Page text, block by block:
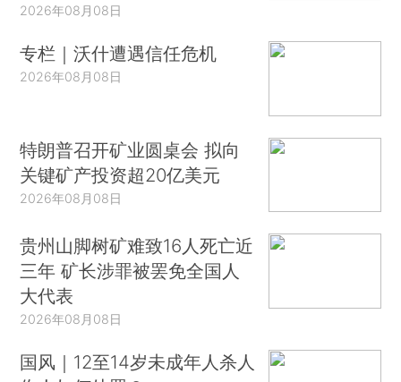
2026年08月08日
专栏｜沃什遭遇信任危机
2026年08月08日
特朗普召开矿业圆桌会 拟向
关键矿产投资超20亿美元
2026年08月08日
贵州山脚树矿难致16人死亡近
三年 矿长涉罪被罢免全国人
大代表
2026年08月08日
国风｜12至14岁未成年人杀人